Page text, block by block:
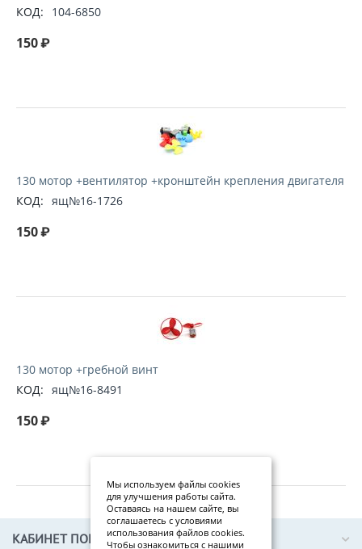
КОД:
104-6850
150₽
130 мотор +вентилятор +кронштейн крепления двигателя
КОД: ящ№16-1726
150₽
130 мотор +гребной винт
КОД: ящ№16-8491
150₽
КАБИНЕТ ПОКУПАТЕЛЯ
Мы используем файлы cookies
для улучшения работы сайта.
Оставаясь на нашем сайте, вы
соглашаетесь с условиями
использования файлов cookies.
Чтобы ознакомиться с нашими